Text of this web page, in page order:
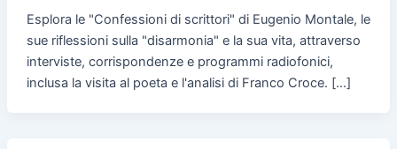
Esplora le "Confessioni di scrittori" di Eugenio Montale, le
sue riflessioni sulla "disarmonia" e la sua vita, attraverso
interviste, corrispondenze e programmi radiofonici,
inclusa la visita al poeta e l'analisi di Franco Croce. […]